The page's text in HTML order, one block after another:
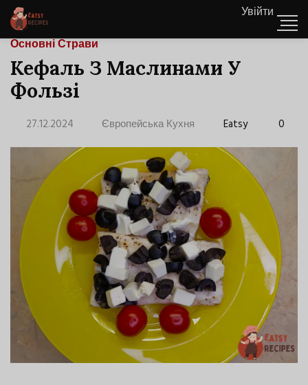
Увійти
Основні Страви
Кефаль З Маслинами У
Фользі
27.12.2024 Європейська Кухня Eatsy 0